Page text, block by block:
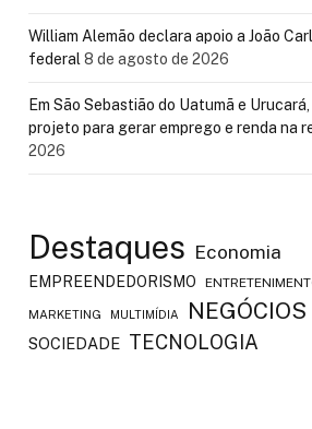
William Alemão declara apoio a João
federal 8 de agosto de 2026
Em São Sebastião do Uatumã e
projeto para gerar emprego e renda na
2026
Destaques Economia
EMPREENDEDORISMO
MARKETING MULTIMÍDIA NEGÓCIOS
SOCIEDADE TECNOLOGIA